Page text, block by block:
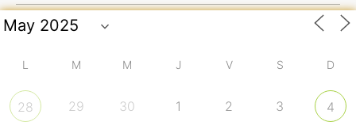
L M M J V S D
28 29 30 1 2 3 4